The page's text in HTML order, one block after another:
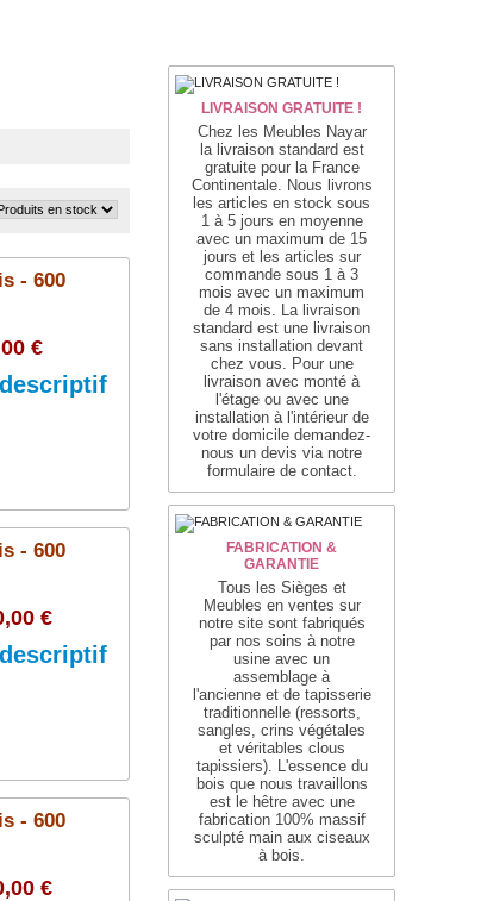
- 600
€
- 600
€
Ajouter au panier
- 600
€
LIVRAISON GRATUITE !
Chez les Meubles Nayar
la livraison standard est
gratuite pour la France
Continentale. Nous livrons
les articles en stock sous
1 à 5 jours en moyenne
avec un maximum de 15
jours et les articles sur
commande sous 1 à 3
mois avec un maximum
de 4 mois. La livraison
standard est une livraison
sans installation devant
chez vous. Pour une
livraison avec monté à
l'étage ou avec une
installation à l'intérieur de
votre domicile demandez-
nous un devis via notre
formulaire de contact.
FABRICATION &
GARANTIE
Tous les Sièges et
Meubles en ventes sur
notre site sont fabriqués
par nos soins à notre
usine avec un
assemblage à
l'ancienne et de tapisserie
traditionnelle (ressorts,
sangles, crins végétales
et véritables clous
tapissiers). L'essence du
bois que nous travaillons
est le hêtre avec une
fabrication 100% massif
sculpté main aux ciseaux
à bois.